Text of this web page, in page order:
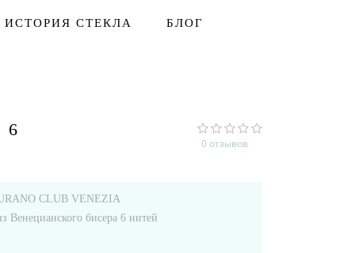
ИСТОРИЯ СТЕКЛА БЛОГ
0 отзывов
CLUB VENEZIA
Венецианского бисера 6 нитей